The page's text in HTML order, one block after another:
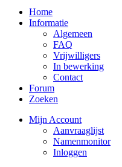
Home
Informatie
Algemeen
FAQ
Vrijwilligers
In bewerking
Contact
Forum
Zoeken
Mijn Account
Aanvraaglijst
Namenmonitor
Inloggen